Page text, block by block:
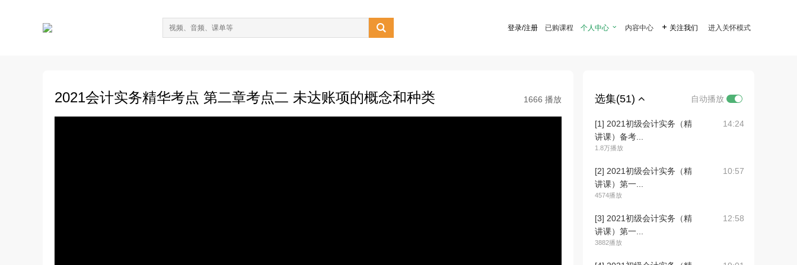
 登录/注册 已购课程 个人中心  内容中心  关注我们 进入关怀模式
2021会计实务精华考点 第二章考点二 未达账项的概念和种类 1666 播放 选集(51) 自动播放
[1] 2021初级会计实务（精
讲课）备考...
1.8万播放
14:24
[2] 2021初级会计实务（精
讲课）第一...
4574播放
10:57
[3] 2021初级会计实务（精
讲课）第一...
3882播放
12:58